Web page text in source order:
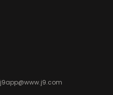
j9app@www.j9.com